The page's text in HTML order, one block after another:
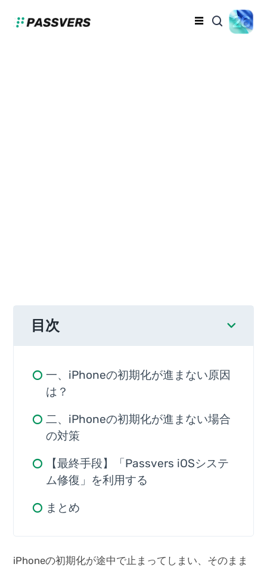
目次
一、iPhoneの初期化が進まない原因
は？
二、iPhoneの初期化が進まない場合
の対策
【最終手段】「Passvers iOSシステ
ム修復」を利用する
まとめ
iPhoneの初期化が途中で止まってしまい、そのまま